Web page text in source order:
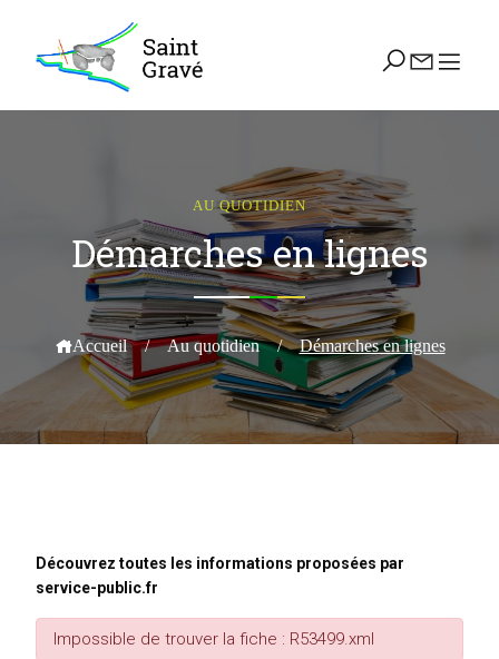
AU QUOTIDIEN
Démarches en lignes
Accueil / Au quotidien / Démarches en lignes
Découvrez toutes les informations proposées par
service-public.fr
Impossible de trouver la fiche : R53499.xml